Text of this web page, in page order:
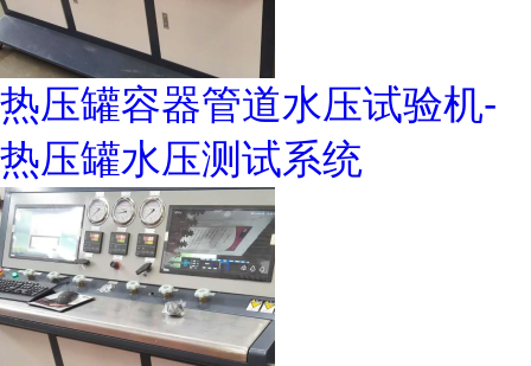
热压罐容器管道水压试验机-
热压罐水压测试系统